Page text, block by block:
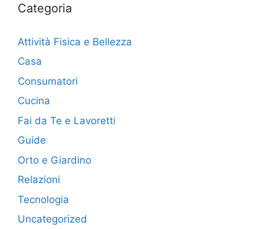
Categoria
Attività Fisica e Bellezza
Casa
Consumatori
Cucina
Fai da Te e Lavoretti
Guide
Orto e Giardino
Relazioni
Tecnologia
Uncategorized